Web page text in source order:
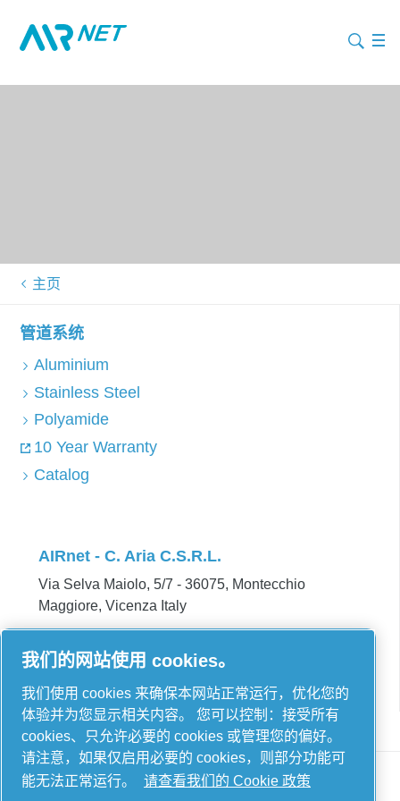
主页
管道系统
Aluminium
Stainless Steel
Polyamide
10 Year Warranty
Catalog
AIRnet - C. Aria C.S.R.L.
Via Selva Maiolo, 5/7 - 36075, Montecchio
Maggiore, Vicenza Italy
我们的网站使用 cookies。
我们使用 cookies 来确保本网站正常运行，优化您的
体验并为您显示相关内容。 您可以控制：接受所有
cookies、只允许必要的 cookies 或管理您的偏好。
请注意，如果仅启用必要的 cookies，则部分功能可
能无法正常运行。
请查看我们的 Cookie 政策